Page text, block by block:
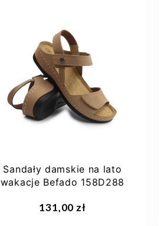
37 38
Sandały damskie na lato
wakacje Befado 158D288
131,00 zł